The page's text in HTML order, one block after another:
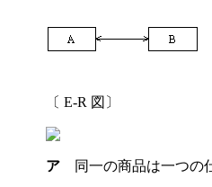
〔 E-R 図〕
ア 同一の商品は一つの